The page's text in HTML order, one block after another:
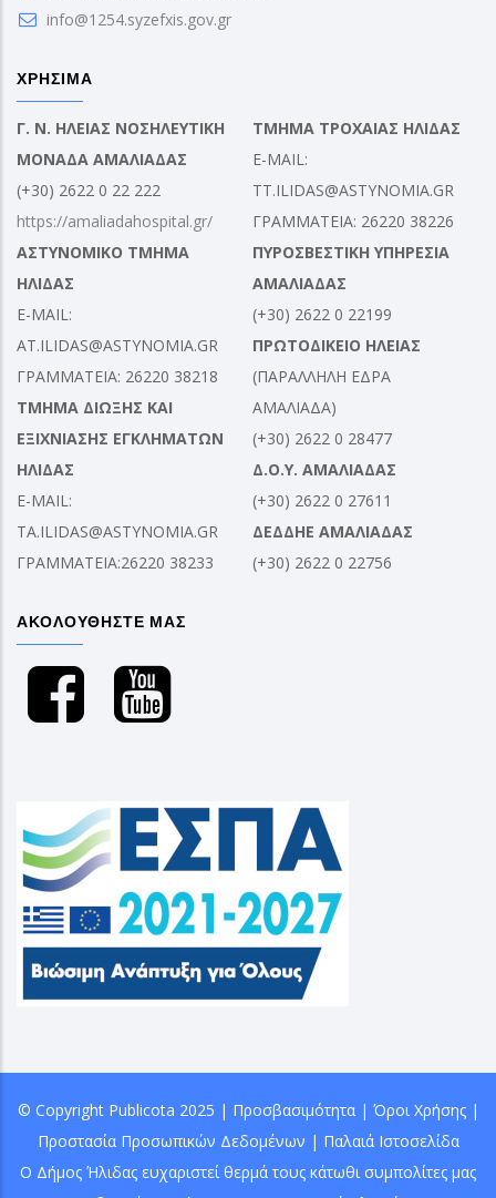
info@1254.syzefxis.gov.gr
ΧΡΗΣΙΜΑ
Γ. Ν. ΗΛΕΙΑΣ ΝΟΣΗΛΕΥΤΙΚΗ
ΜΟΝΑΔΑ ΑΜΑΛΙΑΔΑΣ
(+30) 2622 0 22 222
https://amaliadahospital.gr/
ΑΣΤΥΝΟΜΙΚΟ ΤΜΗΜΑ
ΗΛΙΔΑΣ
E-MAIL:
AT.ILIDAS@ASTYNOMIA.GR
ΓΡΑΜΜΑΤΕΙΑ: 26220 38218
ΤΜΗΜΑ ΔΙΩΞΗΣ ΚΑΙ
ΕΞΙΧΝΙΑΣΗΣ ΕΓΚΛΗΜΑΤΩΝ
ΗΛΙΔΑΣ
E-MAIL:
TA.ILIDAS@ASTYNOMIA.GR
ΓΡΑΜΜΑΤΕΙΑ:26220 38233
ΤΜΗΜΑ ΤΡΟΧΑΙΑΣ ΗΛΙΔΑΣ
E-MAIL:
TT.ILIDAS@ASTYNOMIA.GR
ΓΡΑΜΜΑΤΕΙΑ: 26220 38226
ΠΥΡΟΣΒΕΣΤΙΚΗ ΥΠΗΡΕΣΙΑ
ΑΜΑΛΙΑΔΑΣ
(+30) 2622 0 22199
ΠΡΩΤΟΔΙΚΕΙΟ ΗΛΕΙΑΣ
(ΠΑΡΑΛΛΗΛΗ ΕΔΡΑ
ΑΜΑΛΙΑΔΑ)
(+30) 2622 0 28477
Δ.Ο.Υ. ΑΜΑΛΙΑΔΑΣ
(+30) 2622 0 27611
ΔΕΔΔΗΕ ΑΜΑΛΙΑΔΑΣ
(+30) 2622 0 22756
ΑΚΟΛΟΥΘΗΣΤΕ ΜΑΣ
© Copyright Publicota 2025 | Προσβασιμότητα| Όροι Χρήσης|
Προστασία Προσωπικών Δεδομένων | Παλαιά Ιστοσελίδα
Ο Δήμος Ήλιδας ευχαριστεί θερμά τους κάτωθι συμπολίτες μας